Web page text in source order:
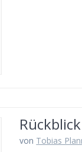
von Tobias